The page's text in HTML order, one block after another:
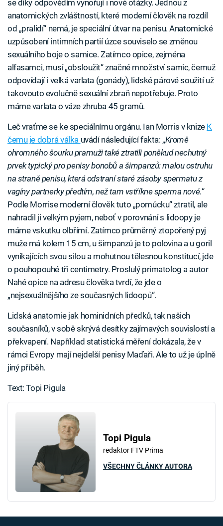
se díky odpovědím vynořují i nové otázky. Jednou z
anatomických zvláštností, které moderní člověk na rozdíl
od „pralidí“ nemá, je speciální útvar na penisu. Anatomické
uzpůsobení intimních partií úzce souviselo se změnou
sexuálního boje o samice. Zatímco opice, zejména
alfasamci, musí „obsloužit“ značné množství samic, čemuž
odpovídají i velká varlata (gonády), lidské párové soužití už
takovouto evolučně sexuální zbraň nepotřebuje. Proto
máme varlata o váze zhruba 45 gramů.
Leč vraťme se ke speciálnímu orgánu. Ian Morris v knize K
čemu je dobrá válka uvádí následující fakta: „Kromě
ohromného šourku pramuži také ztratili poněkud nechutný
prvek typický pro penisy bonobů a šimpanzů: malou ostruhu
na straně penisu, která odstraní staré zásoby spermatu z
vagíny partnerky předtím, než tam vstříkne sperma nové.“
Podle Morrise moderní člověk tuto „pomůcku“ ztratil, ale
nahradil ji velkým pyjem, neboť v porovnání s lidoopy je
máme vskutku olbřímí. Zatímco průměrný ztopořený pyj
muže má kolem 15 cm, u šimpanzů je to polovina a u goril
vynikajících svou silou a mohutnou tělesnou konstitucí, jde
o pouhopouhé tři centimetry. Proslulý primatolog a autor
Nahé opice na adresu člověka tvrdí, že jde o
„nejsexuálnějšího ze současných lidoopů“.
Lidská anatomie jak hominidních předků, tak našich
současníků, v sobě skrývá desítky zajímavých souvislostí a
překvapení. Například statistická měření dokázala, že v
rámci Evropy mají nejdelší penisy Maďaři. Ale to už je úplně
jiný příběh.
Text: Topi Pigula
Topi Pigula
redaktor FTV Prima
VŠECHNY ČLÁNKY AUTORA